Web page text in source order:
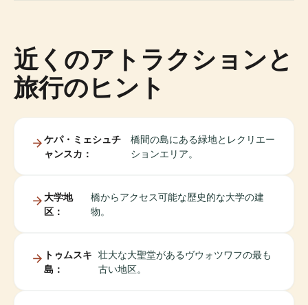
近くのアトラクションと
旅行のヒント
ケパ・ミェシュチ
ャンスカ：
橋間の島にある緑地とレクリエー
ションエリア。
大学地
区：
橋からアクセス可能な歴史的な大学の建
物。
トゥムスキ
島：
壮大な大聖堂があるヴウォツワフの最も
古い地区。